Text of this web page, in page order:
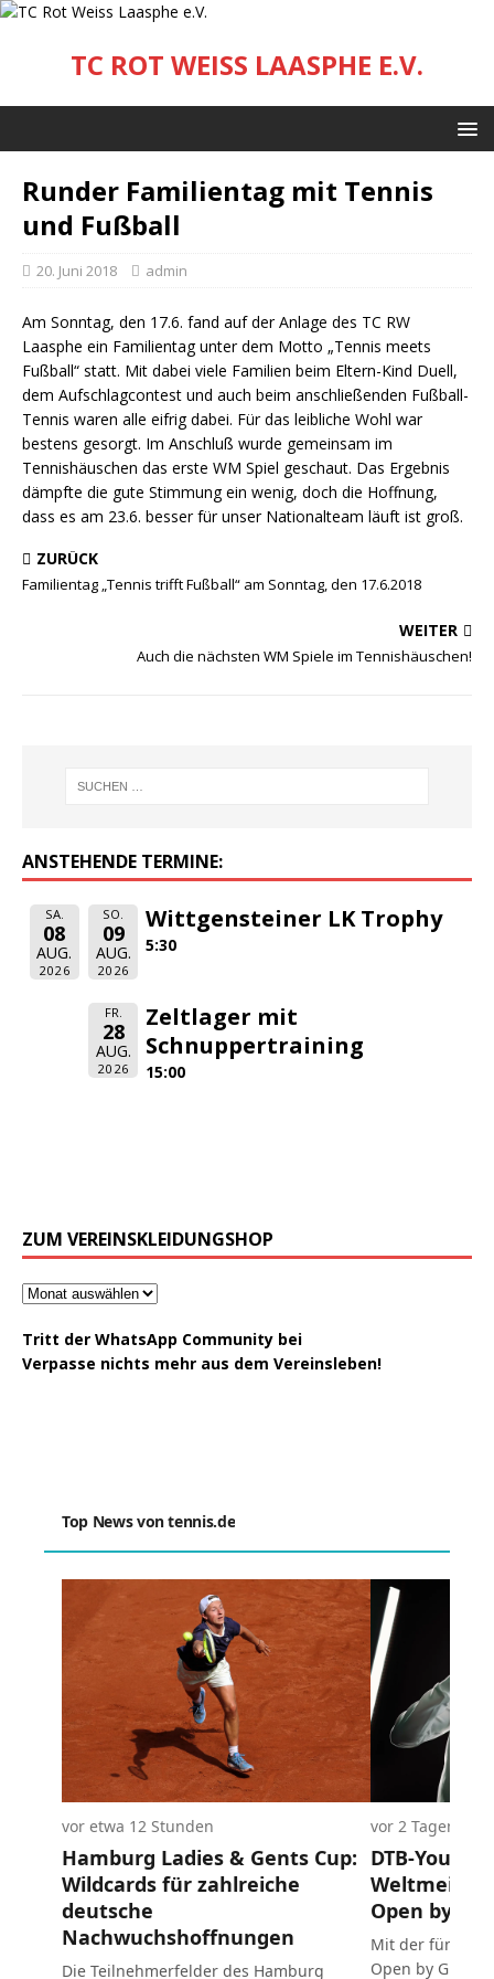
TC ROT WEISS LAASPHE E.V.
Runder Familientag mit Tennis
und Fußball
20. Juni 2018 admin
Am Sonntag, den 17.6. fand auf der Anlage des TC RW
Laasphe ein Familientag unter dem Motto „Tennis meets
Fußball“ statt. Mit dabei viele Familien beim Eltern-Kind Duell,
dem Aufschlagcontest und auch beim anschließenden Fußball-
Tennis waren alle eifrig dabei. Für das leibliche Wohl war
bestens gesorgt. Im Anschluß wurde gemeinsam im
Tennishäuschen das erste WM Spiel geschaut. Das Ergebnis
dämpfte die gute Stimmung ein wenig, doch die Hoffnung,
dass es am 23.6. besser für unser Nationalteam läuft ist groß.
ZURÜCK
Familientag „Tennis trifft Fußball“ am Sonntag, den 17.6.2018
WEITER
Auch die nächsten WM Spiele im Tennishäuschen!
ANSTEHENDE TERMINE:
SA.
08
AUG.
2026
SO.
09
AUG.
2026
Wittgensteiner LK Trophy
5:30
FR.
28
AUG.
2026
Zeltlager mit
Schnuppertraining
15:00
ZUM VEREINSKLEIDUNGSHOP
Tritt der WhatsApp Community bei
Verpasse nichts mehr aus dem Vereinsleben!